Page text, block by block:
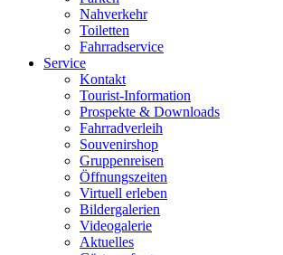
Nahverkehr
Toiletten
Fahrradservice
Service
Kontakt
Tourist-Information
Prospekte & Downloads
Fahrradverleih
Souvenirshop
Gruppenreisen
Öffnungszeiten
Virtuell erleben
Bildergalerien
Videogalerie
Aktuelles